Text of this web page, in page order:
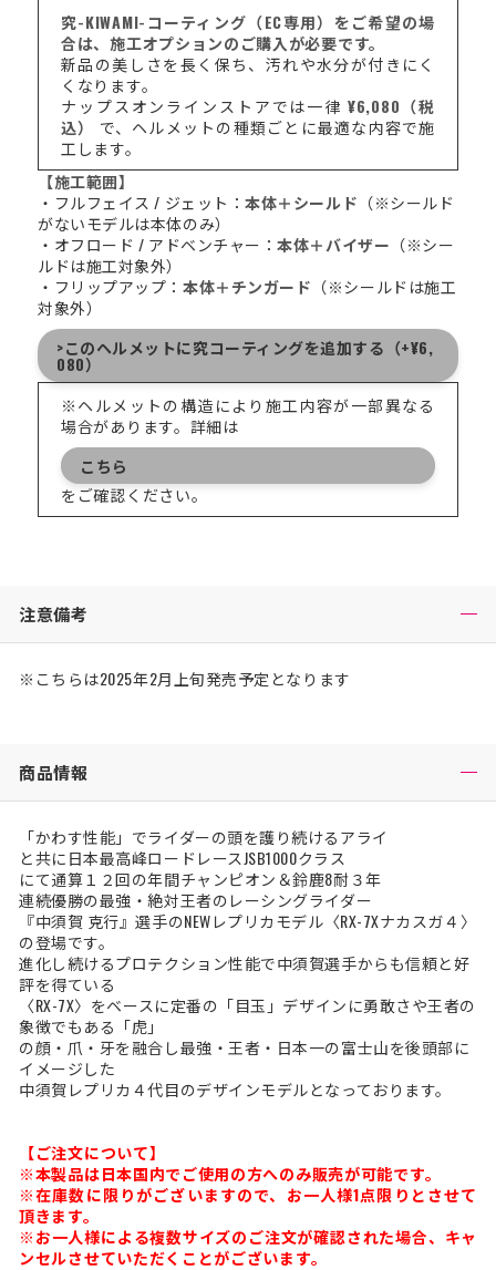
究-KIWAMI-コーティング（EC専用）をご希望の場
合は、施工オプションのご購入が必要です。
新品の美しさを長く保ち、汚れや水分が付きにく
くなります。
ナップスオンラインストアでは一律¥6,080（税
込）
で、ヘルメットの種類ごとに最適な内容で施
工します。
【施工範囲】
・フルフェイス / ジェット：本体＋シールド （※シールド
がないモデルは本体のみ）
・オフロード / アドベンチャー：本体＋バイザー （※シー
ルドは施工対象外）
・フリップアップ： 本体＋チンガード （※シールドは施工
対象外）
>このヘルメットに究コーティングを追加する（+¥6,
080）
※ヘルメットの構造により施工内容が一部異なる
場合があります。詳細は
こちら
をご確認ください。
注意備考
※こちらは2025年2月上旬発売予定となります
商品情報
「かわす性能」でライダーの頭を護り続けるアライ
と共に日本最高峰ロードレースJSB1000クラス
にて通算１２回の年間チャンピオン＆鈴鹿8耐３年
連続優勝の最強・絶対王者のレーシングライダー
『中須賀 克行』選手のNEWレプリカモデル〈RX-7Xナカスガ４〉
の登場です。
進化し続けるプロテクション性能で中須賀選手からも信頼と好
評を得ている
〈RX-7X〉をベースに定番の「目玉」デザインに勇敢さや王者の
象徴でもある「虎」
の顔・爪・牙を融合し最強・王者・日本一の富士山を後頭部に
イメージした
中須賀レプリカ４代目のデザインモデルとなっております。
【ご注文について】
※本製品は日本国内でご使用の方へのみ販売が可能です。
※在庫数に限りがございますので、お一人様1点限りとさせて
頂きます。
※お一人様による複数サイズのご注文が確認された場合、キャ
ンセルさせていただくことがございます。